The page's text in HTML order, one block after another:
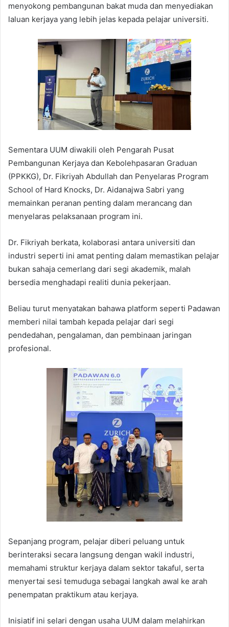
menyokong pembangunan bakat muda dan menyediakan
laluan kerjaya yang lebih jelas kepada pelajar universiti.
Sementara UUM diwakili oleh Pengarah Pusat
Pembangunan Kerjaya dan Kebolehpasaran Graduan
(PPKKG), Dr. Fikriyah Abdullah dan Penyelaras Program
School of Hard Knocks, Dr. Aidanajwa Sabri yang
memainkan peranan penting dalam merancang dan
menyelaras pelaksanaan program ini.
Dr. Fikriyah berkata, kolaborasi antara universiti dan
industri seperti ini amat penting dalam memastikan pelajar
bukan sahaja cemerlang dari segi akademik, malah
bersedia menghadapi realiti dunia pekerjaan.
Beliau turut menyatakan bahawa platform seperti Padawan
memberi nilai tambah kepada pelajar dari segi
pendedahan, pengalaman, dan pembinaan jaringan
profesional.
Sepanjang program, pelajar diberi peluang untuk
berinteraksi secara langsung dengan wakil industri,
memahami struktur kerjaya dalam sektor takaful, serta
menyertai sesi temuduga sebagai langkah awal ke arah
penempatan praktikum atau kerjaya.
Inisiatif ini selari dengan usaha UUM dalam melahirkan